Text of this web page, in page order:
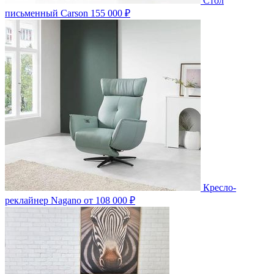
письменный Carson 155 000 ₽
Кресло-
реклайнер Nagano от 108 000 ₽